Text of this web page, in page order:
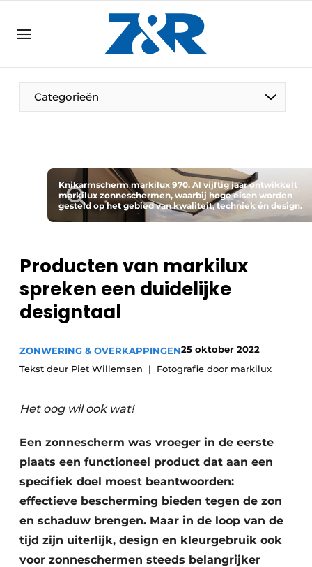
DE EN
NL
Categorieën
Knikarmscherm markilux 970. Al vijftig jaar ontwikkelt
markilux zonneschermen, waarbij hoge eisen worden
gesteld op het gebied van kwaliteit, techniek én design.
Producten van markilux
spreken een duidelijke
designtaal
ZONWERING & OVERKAPPINGEN25 oktober 2022
Tekst deur Piet Willemsen
Fotografie door markilux
Het oog wil ook wat!
Een zonnescherm was vroeger in de eerste
plaats een functioneel product dat aan een
specifiek doel moest beantwoorden:
effectieve bescherming bieden tegen de zon
en schaduw brengen. Maar in de loop van de
tijd zijn uiterlijk, design en kleurgebruik ook
voor zonneschermen steeds belangrijker